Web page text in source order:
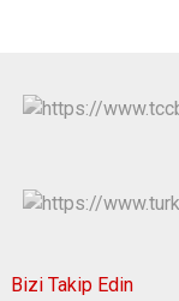
Bizi Takip Edin